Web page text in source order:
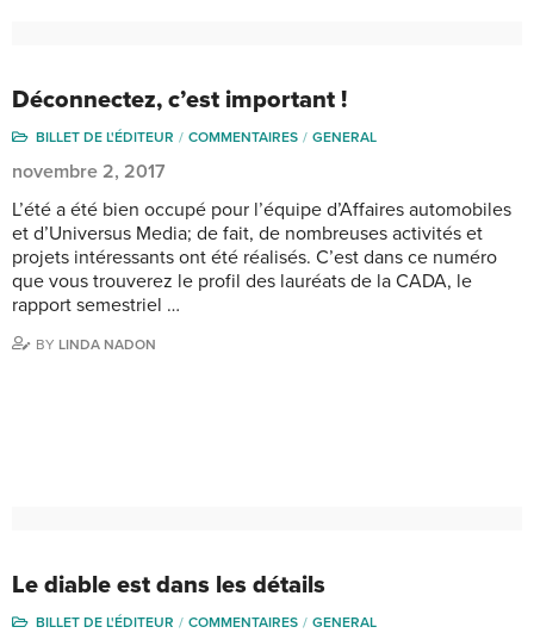
Déconnectez, c’est important !
BILLET DE L'ÉDITEUR COMMENTAIRES GENERAL
novembre 2, 2017
L’été a été bien occupé pour l’équipe d’Affaires automobiles
et d’Universus Media; de fait, de nombreuses activités et
projets intéressants ont été réalisés. C’est dans ce numéro
que vous trouverez le profil des lauréats de la CADA, le
rapport semestriel …
BY LINDA NADON
Le diable est dans les détails
BILLET DE L'ÉDITEUR COMMENTAIRES GENERAL